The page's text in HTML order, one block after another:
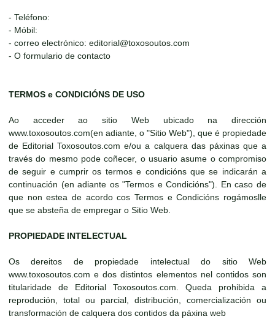
- Teléfono:
- Móbil:
- correo electrónico: editorial@toxosoutos.com
- O formulario de contacto
TERMOS e CONDICIÓNS DE USO
Ao acceder ao sitio Web ubicado na dirección
www.toxosoutos.com(en adiante, o "Sitio Web"), que é propiedade
de Editorial Toxosoutos.com e/ou a calquera das páxinas que a
través do mesmo pode coñecer, o usuario asume o compromiso
de seguir e cumprir os termos e condicións que se indicarán a
continuación (en adiante os "Termos e Condicións"). En caso de
que non estea de acordo cos Termos e Condicións rogámoslle
que se absteña de empregar o Sitio Web.
PROPIEDADE INTELECTUAL
Os dereitos de propiedade intelectual do sitio Web
www.toxosoutos.com e dos distintos elementos nel contidos son
titularidade de Editorial Toxosoutos.com. Queda prohibida a
reprodución, total ou parcial, distribución, comercialización ou
transformación de calquera dos contidos da páxina web